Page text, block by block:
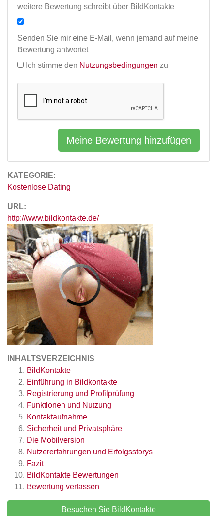
KATEGORIE:
Kostenlose Dating
URL:
http://www.bildkontakte.de/
INHALTSVERZEICHNIS
BildKontakte
Einführung in Bildkontakte
Registrierung und Profilprüfung
Funktionen und Nutzung
Kontaktaufnahme
Sicherheit und Privatsphäre
Die Mobilversion
Nutzererfahrungen und Erfolgsstorys
Fazit
BildKontakte Bewertungen
Bewertung verfassen
Besuchen Sie BildKontakte
weitere Bewertung schreibt über BildKontakte
Senden Sie mir eine E-Mail, wenn jemand auf meine
Bewertung antwortet
Ich stimme den Nutzungsbedingungen zu
Meine Bewertung hinzufügen